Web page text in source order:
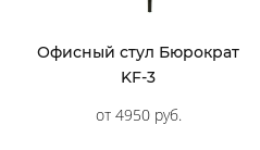
Офисный стул Бюрократ
KF-3
от 4950 руб.